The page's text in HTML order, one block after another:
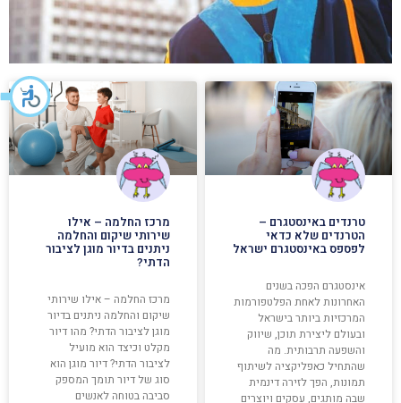
טרנדים באינסטגרם –
הטרנדים שלא כדאי
לפספס באינסטגרם ישראל
אינסטגרם הפכה בשנים
האחרונות לאחת הפלטפורמות
המרכזיות ביותר בישראל
ובעולם ליצירת תוכן, שיווק
והשפעה תרבותית. מה
שהתחיל כאפליקציה לשיתוף
תמונות, הפך לזירה דינמית
שבה מותגים, עסקים ויוצרים
מרכז החלמה – אילו
שירותי שיקום והחלמה
ניתנים בדיור מוגן לציבור
הדתי?
מרכז החלמה – אילו שירותי
שיקום והחלמה ניתנים בדיור
מוגן לציבור הדתי? מהו דיור
מקלט וכיצד הוא מועיל
לציבור הדתי? דיור מוגן הוא
סוג של דיור תומך המספק
סביבה בטוחה לאנשים